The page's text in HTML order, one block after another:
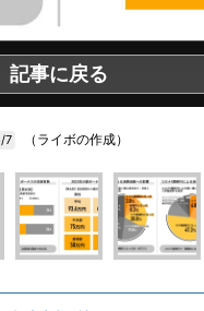
記事に戻る
7 （ライボの作成）